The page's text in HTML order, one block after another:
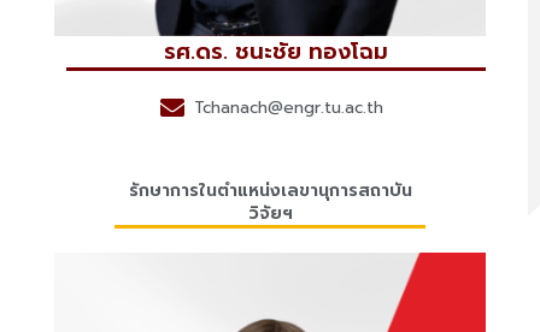
รศ.ดร. ชนะชัย ทองโฉม
Tchanach@engr.tu.ac.th
รักษาการในตำแหน่งเลขานุการสถาบัน
วิจัยฯ